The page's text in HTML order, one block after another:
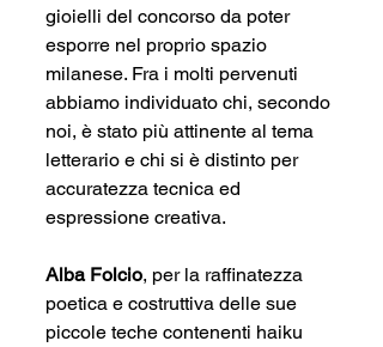
gioielli del concorso da poter
esporre nel proprio spazio
milanese. Fra i molti pervenuti
abbiamo individuato chi, secondo
noi, è stato più attinente al tema
letterario e chi si è distinto per
accuratezza tecnica ed
espressione creativa.
Alba Folcio, per la raffinatezza
poetica e costruttiva delle sue
piccole teche contenenti haiku